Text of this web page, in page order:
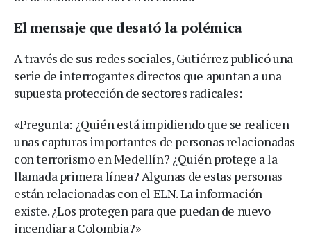
El mensaje que desató la polémica
A través de sus redes sociales, Gutiérrez publicó una
serie de interrogantes directos que apuntan a una
supuesta protección de sectores radicales:
«Pregunta: ¿Quién está impidiendo que se realicen
unas capturas importantes de personas relacionadas
con terrorismo en Medellín? ¿Quién protege a la
llamada primera línea? Algunas de estas personas
están relacionadas con el ELN. La información
existe. ¿Los protegen para que puedan de nuevo
incendiar a Colombia?»